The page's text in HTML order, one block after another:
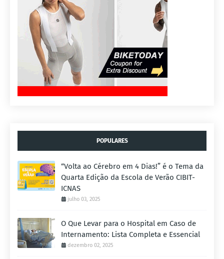
POPULARES
“Volta ao Cérebro em 4 Dias!” é o Tema da
Quarta Edição da Escola de Verão CIBIT-
ICNAS
julho 03, 2025
O Que Levar para o Hospital em Caso de
Internamento: Lista Completa e Essencial
dezembro 02, 2025